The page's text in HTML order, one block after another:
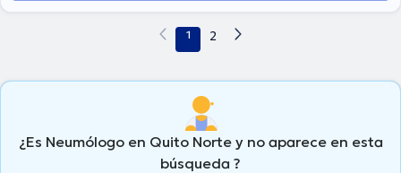
1 2
¿Es Neumólogo en Quito Norte y no aparece en esta
búsqueda ?